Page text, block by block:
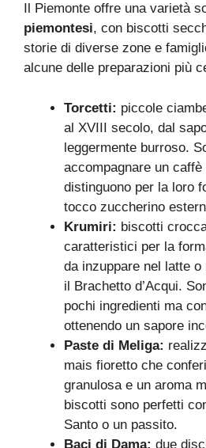
Il Piemonte offre una varietà
piemontesi, con biscotti
storie di diverse zone e
alcune delle preparazioni più
Torcetti: piccole
al XVIII secolo, dal
leggermente burroso.
accompagnare un
distinguono per la loro
tocco zuccherino
Krumiri: biscotti
caratteristici per la
da inzuppare nel latte
il Brachetto d’Acqui.
pochi ingredienti ma
ottenendo un sapore
Paste di Meliga:
mais fioretto che
granulosa e un aroma
biscotti sono perfetti
Santo o un passito.
Baci di Dama: due